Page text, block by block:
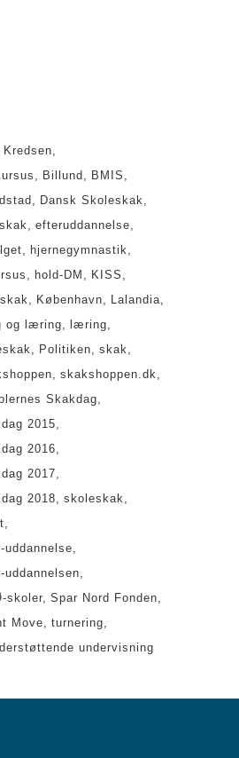
Billund
BMIS
Dansk Skoleskak
efteruddannelse
hjernegymnastik
hold-DM
KISS
København
Lalandia
og læring
læring
Politiken
skak
skakshoppen.dk
Skakdag
2015
2016
2017
2018
skoleskak
skoler Spar Nord Fonden
Move
turnering
undervisning